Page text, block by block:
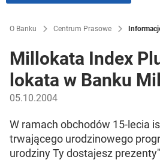
O Banku Centrum Prasowe
Millokata Index
lokata w Banku
05.10.2004
W ramach obchodów 15-lecia
trwającego urodzinowego
urodziny Ty dostajesz